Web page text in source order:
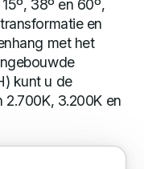
38º en 60º,
en
met het
kunt u de
2.700K, 3.200K en